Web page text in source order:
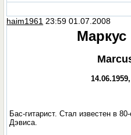
haim1961 23:59 01.07.2008
Бас-гитарист. Стал известен в
Дэвиса.